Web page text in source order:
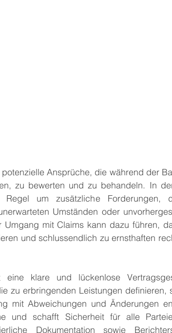
Ansprüche, die während der
zu bewerten und zu behandeln. In
um zusätzliche Forderungen,
Umständen oder
Umgang mit Claims kann dazu führen,
und schlussendlich zu ernsthaften
klare und lückenlose
zu erbringenden Leistungen definieren,
mit Abweichungen und Änderungen
und schafft Sicherheit für alle
Dokumentation sowie